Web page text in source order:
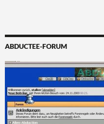
ABDUCTEE-FORUM